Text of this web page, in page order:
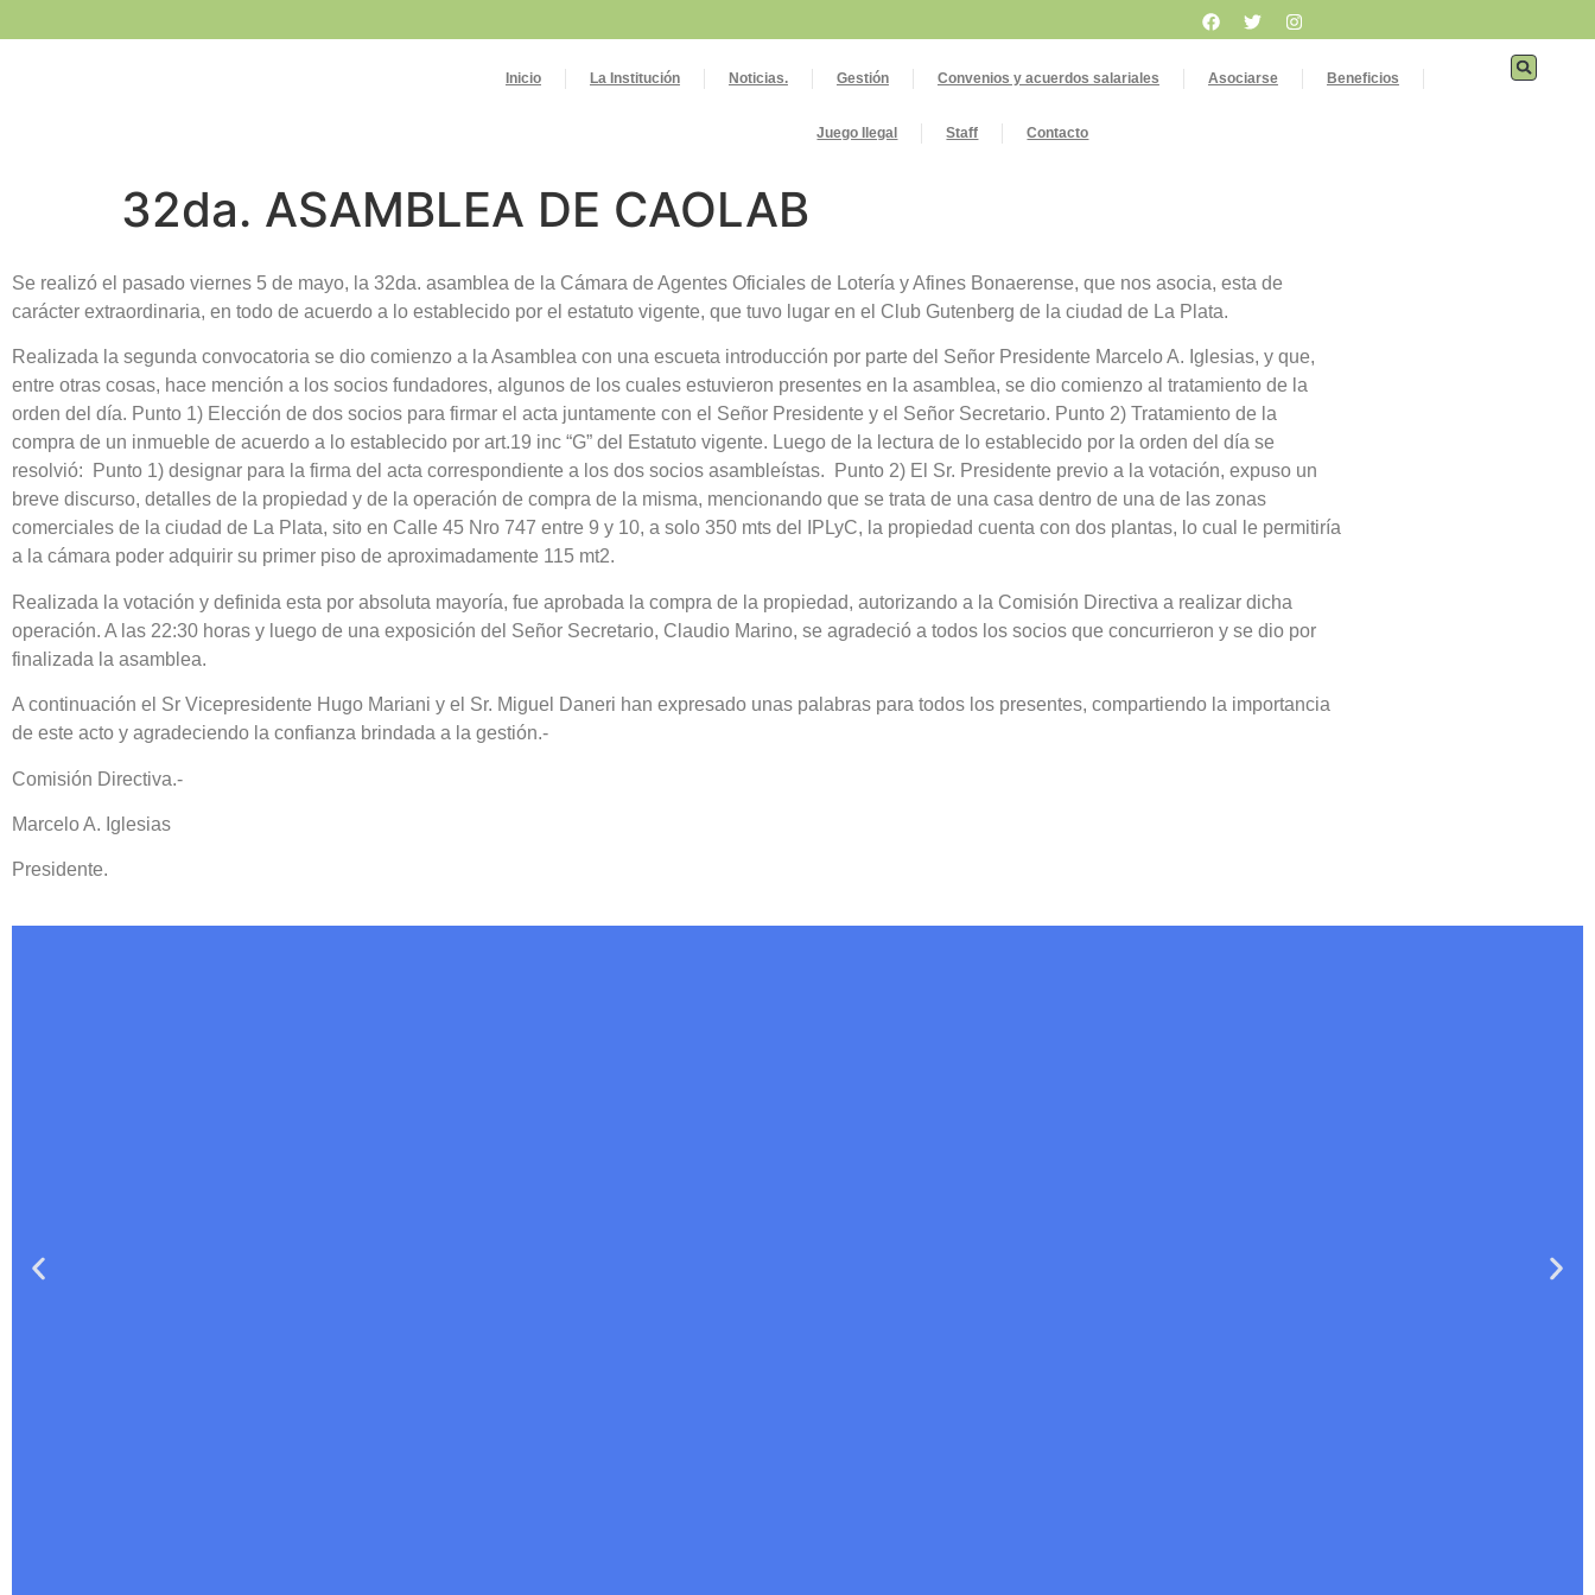
Inicio La Institución Noticias. Gestión Convenios y acuerdos salariales Asociarse Beneficios
Juego Ilegal Staff Contacto
32da. ASAMBLEA DE CAOLAB
Se realizó el pasado viernes 5 de mayo, la 32da. asamblea de la Cámara de Agentes Oficiales de Lotería y Afines Bonaerense, que nos asocia, esta de
carácter extraordinaria, en todo de acuerdo a lo establecido por el estatuto vigente, que tuvo lugar en el Club Gutenberg de la ciudad de La Plata.
Realizada la segunda convocatoria se dio comienzo a la Asamblea con una escueta introducción por parte del Señor Presidente Marcelo A. Iglesias, y que,
entre otras cosas, hace mención a los socios fundadores, algunos de los cuales estuvieron presentes en la asamblea, se dio comienzo al tratamiento de la
orden del día. Punto 1) Elección de dos socios para firmar el acta juntamente con el Señor Presidente y el Señor Secretario. Punto 2) Tratamiento de la
compra de un inmueble de acuerdo a lo establecido por art.19 inc “G” del Estatuto vigente. Luego de la lectura de lo establecido por la orden del día se
resolvió: Punto 1) designar para la firma del acta correspondiente a los dos socios asambleístas. Punto 2) El Sr. Presidente previo a la votación, expuso un
breve discurso, detalles de la propiedad y de la operación de compra de la misma, mencionando que se trata de una casa dentro de una de las zonas
comerciales de la ciudad de La Plata, sito en Calle 45 Nro 747 entre 9 y 10, a solo 350 mts del IPLyC, la propiedad cuenta con dos plantas, lo cual le permitiría
a la cámara poder adquirir su primer piso de aproximadamente 115 mt2.
Realizada la votación y definida esta por absoluta mayoría, fue aprobada la compra de la propiedad, autorizando a la Comisión Directiva a realizar dicha
operación. A las 22:30 horas y luego de una exposición del Señor Secretario, Claudio Marino, se agradeció a todos los socios que concurrieron y se dio por
finalizada la asamblea.
A continuación el Sr Vicepresidente Hugo Mariani y el Sr. Miguel Daneri han expresado unas palabras para todos los presentes, compartiendo la importancia
de este acto y agradeciendo la confianza brindada a la gestión.-
Comisión Directiva.-
Marcelo A. Iglesias
Presidente.